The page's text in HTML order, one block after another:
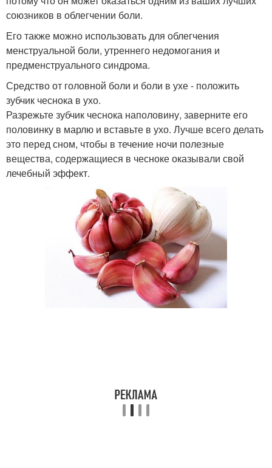
союзников в облегчении боли.
Его также можно использовать для облегчения
менструальной боли, утреннего недомогания и
предменструального синдрома.
Средство от головной боли и боли в ухе - положить
зубчик чеснока в ухо.
Разрежьте зубчик чеснока наполовину, заверните его
половинку в марлю и вставьте в ухо. Лучше всего делать
это перед сном, чтобы в течение ночи полезные
вещества, содержащиеся в чесноке оказывали свой
лечебный эффект.